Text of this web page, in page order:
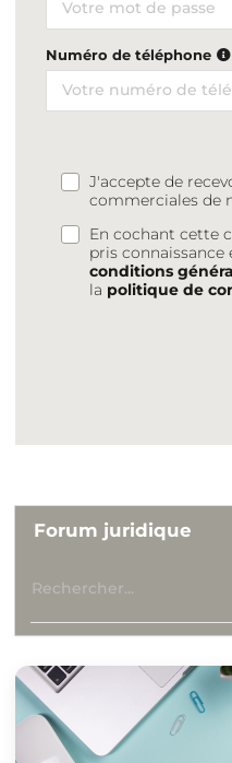
Numéro de téléphone
J'accepte de
commerciales de
En cochant cette
pris connaissance
conditions
la politique de
Forum juridique